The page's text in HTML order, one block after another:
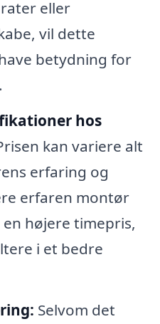
eller
vil dette
betydning for
hos
kan variere alt
erfaring og
erfaren montør
højere timepris,
i et bedre
Selvom det